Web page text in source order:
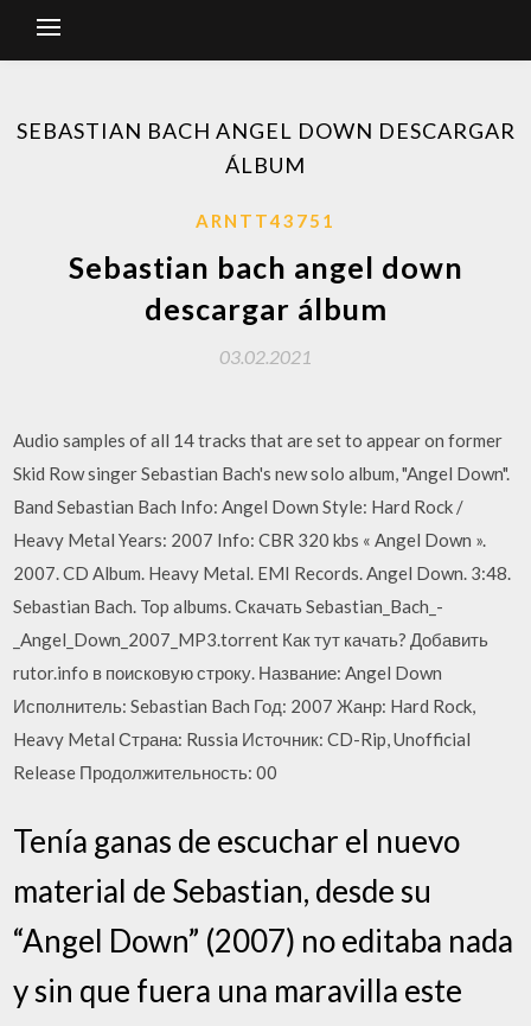
SEBASTIAN BACH ANGEL DOWN DESCARGAR
ÁLBUM
ARNTT43751
Sebastian bach angel down
descargar álbum
03.02.2021
Audio samples of all 14 tracks that are set to appear on former
Skid Row singer Sebastian Bach's new solo album, "Angel Down".
Band Sebastian Bach Info: Angel Down Style: Hard Rock /
Heavy Metal Years: 2007 Info: CBR 320 kbs « Angel Down ».
2007. CD Album. Heavy Metal. EMI Records. Angel Down. 3:48.
Sebastian Bach. Top albums. Скачать Sebastian_Bach_-
_Angel_Down_2007_MP3.torrent Как тут качать? Добавить
rutor.info в поисковую строку. Название: Angel Down
Исполнитель: Sebastian Bach Год: 2007 Жанр: Hard Rock,
Heavy Metal Страна: Russia Источник: CD-Rip, Unofficial
Release Продолжительность: 00
Tenía ganas de escuchar el nuevo
material de Sebastian, desde su
“Angel Down” (2007) no editaba nada
y sin que fuera una maravilla este